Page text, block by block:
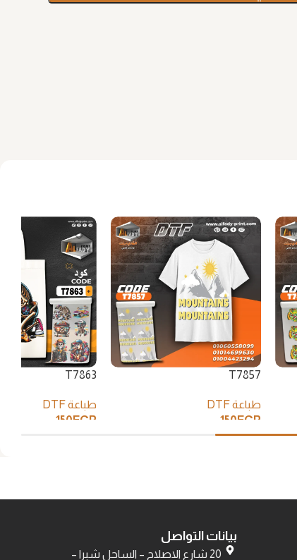
T7857
طباعة DTF
150EGP
T7863
طباعة DTF
150EGP
بيانات التواصل
20 شارع الاصلاح – الساحل شبرا –